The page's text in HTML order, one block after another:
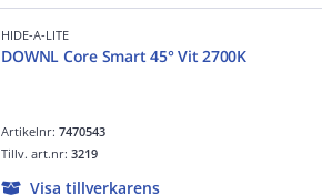
HIDE-A-LITE
DOWNL Core Smart 45° Vit 2700K
Artikelnr:7470543
Tillv. art.nr:3219
Visa tillverkarens